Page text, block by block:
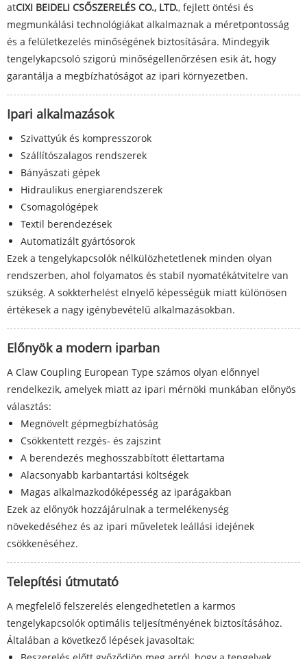
atCIXI BEIDELI CSŐSZERELÉS CO., LTD., fejlett öntési és
megmunkálási technológiákat alkalmaznak a méretpontosság
és a felületkezelés minőségének biztosítására. Mindegyik
tengelykapcsoló szigorú minőségellenőrzésen esik át, hogy
garantálja a megbízhatóságot az ipari környezetben.
Ipari alkalmazások
Szivattyúk és kompresszorok
Szállítószalagos rendszerek
Bányászati ​​gépek
Hidraulikus energiarendszerek
Csomagológépek
Textil berendezések
Automatizált gyártósorok
Ezek a tengelykapcsolók nélkülözhetetlenek minden olyan
rendszerben, ahol folyamatos és stabil nyomatékátvitelre van
szükség. A sokkterhelést elnyelő képességük miatt különösen
értékesek a nagy igénybevételű alkalmazásokban.
Előnyök a modern iparban
A Claw Coupling European Type számos olyan előnnyel
rendelkezik, amelyek miatt az ipari mérnöki munkában előnyös
választás:
Megnövelt gépmegbízhatóság
Csökkentett rezgés- és zajszint
A berendezés meghosszabbított élettartama
Alacsonyabb karbantartási költségek
Magas alkalmazkodóképesség az iparágakban
Ezek az előnyök hozzájárulnak a termelékenység
növekedéséhez és az ipari műveletek leállási idejének
csökkenéséhez.
Telepítési útmutató
A megfelelő felszerelés elengedhetetlen a karmos
tengelykapcsolók optimális teljesítményének biztosításához.
Általában a következő lépések javasoltak: